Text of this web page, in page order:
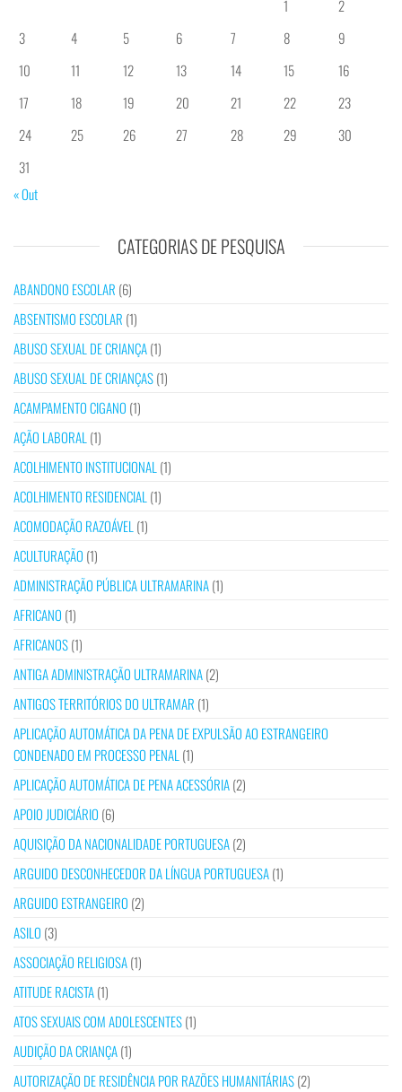
1
2
3
4 5 6 7 8
9
10
11 12 13 14 15
16
17
18 19 20 21 22
23
24
25 26 27 28 29
30
31
« Out
CATEGORIAS DE PESQUISA
ABANDONO ESCOLAR (6)
ABSENTISMO ESCOLAR (1)
ABUSO SEXUAL DE CRIANÇA(1)
ABUSO SEXUAL DE CRIANÇAS(1)
ACAMPAMENTO CIGANO (1)
AÇÃO LABORAL (1)
ACOLHIMENTO INSTITUCIONAL (1)
ACOLHIMENTO RESIDENCIAL (1)
ACOMODAÇÃO RAZOÁVEL (1)
ACULTURAÇÃO (1)
ADMINISTRAÇÃO PÚBLICA ULTRAMARINA(1)
AFRICANO (1)
AFRICANOS(1)
ANTIGA ADMINISTRAÇÃO ULTRAMARINA(2)
ANTIGOS TERRITÓRIOS DO ULTRAMAR (1)
APLICAÇÃO AUTOMÁTICA DA PENA DE EXPULSÃO AO ESTRANGEIRO
CONDENADO EM PROCESSO PENAL (1)
APLICAÇÃO AUTOMÁTICA DE PENA ACESSÓRIA(2)
APOIO JUDICIÁRIO (6)
AQUISIÇÃO DA NACIONALIDADE PORTUGUESA(2)
ARGUIDO DESCONHECEDOR DA LÍNGUA PORTUGUESA(1)
ARGUIDO ESTRANGEIRO (2)
ASILO (3)
ASSOCIAÇÃO RELIGIOSA(1)
ATITUDE RACISTA(1)
ATOS SEXUAIS COM ADOLESCENTES(1)
AUDIÇÃO DA CRIANÇA(1)
AUTORIZAÇÃO DE RESIDÊNCIA POR RAZÕES HUMANITÁRIAS(2)